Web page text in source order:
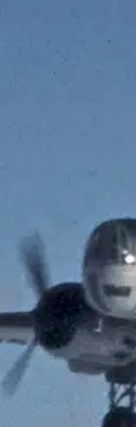
100 €:n